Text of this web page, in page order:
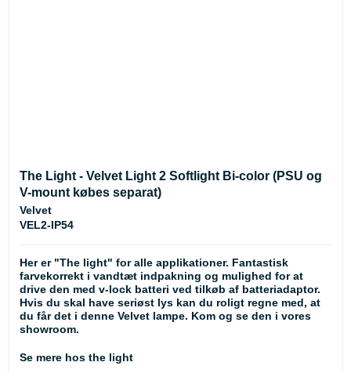
The Light - Velvet Light 2 Softlight Bi-color (PSU og
V-mount købes separat)
Velvet
VEL2-IP54
Her er "The light" for alle applikationer. Fantastisk
farvekorrekt i vandtæt indpakning og mulighed for at
drive den med v-lock batteri ved tilkøb af batteriadaptor.
Hvis du skal have seriøst lys kan du roligt regne med, at
du får det i denne Velvet lampe. Kom og se den i vores
showroom.
Se mere hos the light